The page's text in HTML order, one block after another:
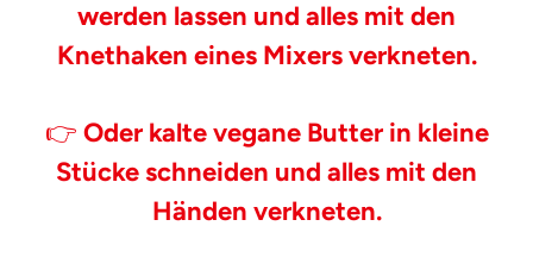
werden lassen und alles mit den
Knethaken eines Mixers verkneten.
👉 Oder kalte vegane Butter in kleine
Stücke schneiden und alles mit den
Händen verkneten.